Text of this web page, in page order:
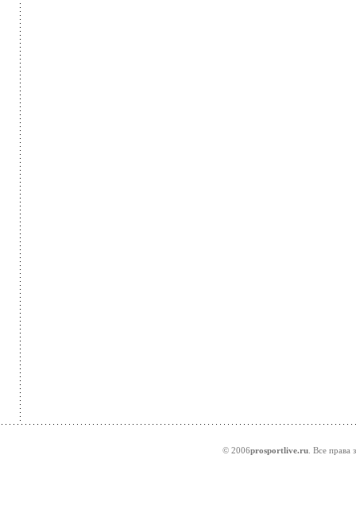
© 2006prosportlive.ru . Все